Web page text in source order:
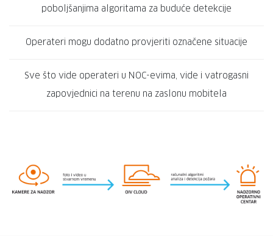
poboljšanjima algoritama za buduće detekcije
Operateri mogu dodatno provjeriti označene situacije
Sve što vide operateri u NOC-evima, vide i vatrogasni
zapovjednici na terenu na zaslonu mobitela